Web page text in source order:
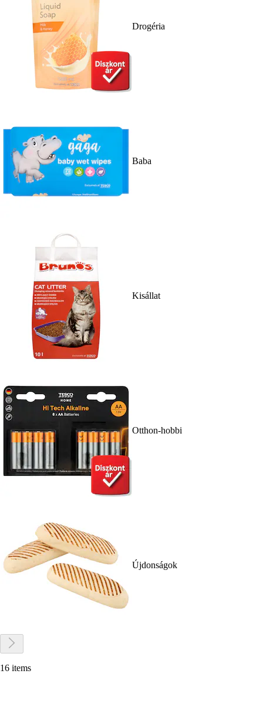
Drogéria
Baba
Kisállat
Otthon-hobbi
Újdonságok
16 items